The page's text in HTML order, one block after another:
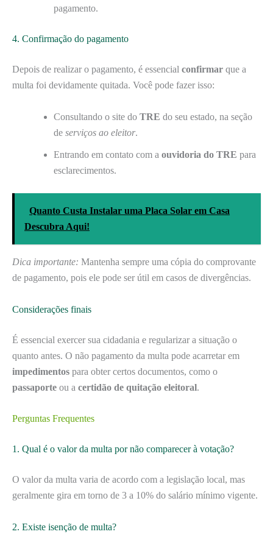
pagamento.
4. Confirmação do pagamento
Depois de realizar o pagamento, é essencial confirmar que a
multa foi devidamente quitada. Você pode fazer isso:
Consultando o site do TRE do seu estado, na seção
de serviços ao eleitor.
Entrando em contato com a ouvidoria do TRE para
esclarecimentos.
Quanto Custa Instalar uma Placa Solar em Casa
Descubra Aqui!
Dica importante: Mantenha sempre uma cópia do comprovante
de pagamento, pois ele pode ser útil em casos de divergências.
Considerações finais
É essencial exercer sua cidadania e regularizar a situação o
quanto antes. O não pagamento da multa pode acarretar em
impedimentos para obter certos documentos, como o
passaporte ou a certidão de quitação eleitoral.
Perguntas Frequentes
1. Qual é o valor da multa por não comparecer à votação?
O valor da multa varia de acordo com a legislação local, mas
geralmente gira em torno de 3 a 10% do salário mínimo vigente.
2. Existe isenção de multa?